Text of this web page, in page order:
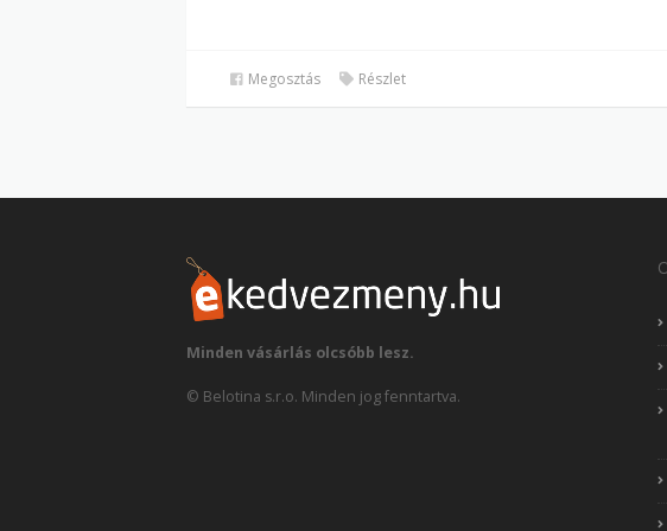
Megosztás Részlet
Minden vásárlás olcsóbb lesz.
© Belotina s.r.o. Minden jog fenntartva.